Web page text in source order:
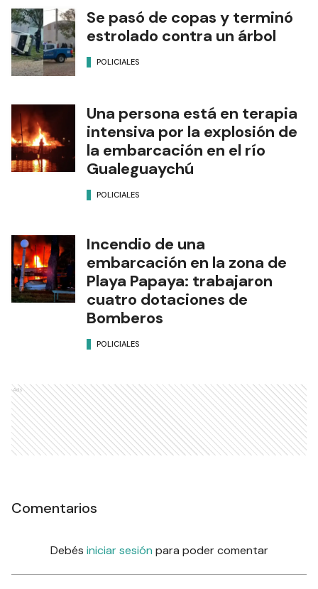
Se pasó de copas y terminó
estrolado contra un árbol
POLICIALES
Una persona está en terapia
intensiva por la explosión de
la embarcación en el río
Gualeguaychú
POLICIALES
Incendio de una
embarcación en la zona de
Playa Papaya: trabajaron
cuatro dotaciones de
Bomberos
POLICIALES
Ads
Comentarios
Debés iniciar sesión para poder comentar